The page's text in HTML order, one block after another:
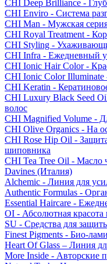
CHI Deep Brilliance -
CHI Enviro - Система
CHI Man - Мужская
CHI Royal Treatment -
CHI Styling -
CHI Infra - Ежедневный
CHI Ionic Hair Color -
CHI Ionic Color Illuminate
CHI Keratin -
CHI Luxury Black Seed
волос
CHI Magnified Volume -
CHI Olive Organics - На
CHI Rose Hip Oil -
шиповника
CHI Tea Tree Oil - Масло
Davines (Италия)
Alchemic - Линия для
Authentic Formulas -
Essential Haircare -
OI - Абсолютная красота
SU - Средства для
Finest Pigments - Био-
Heart Of Glass – Линия
More Inside - Авторские